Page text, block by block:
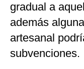
gradual a
además
artesanal
subvenciones.